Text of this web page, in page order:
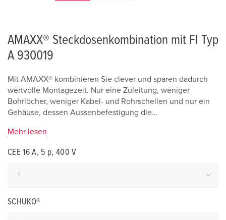
AMAXX® Steckdosenkombination mit FI Typ
A 930019
Mit AMAXX® kombinieren Sie clever und sparen dadurch
wertvolle Montagezeit. Nur eine Zuleitung, weniger
Bohrlöcher, weniger Kabel- und Rohrschellen und nur ein
Gehäuse, dessen Aussenbefestigung die...
Mehr lesen
CEE 16 A, 5 p, 400 V
SCHUKO®